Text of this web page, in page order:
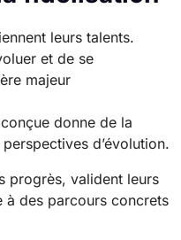
leurs talents.
et de se
majeur
donne de la
d’évolution.
progrès, valident leurs
à des parcours concrets